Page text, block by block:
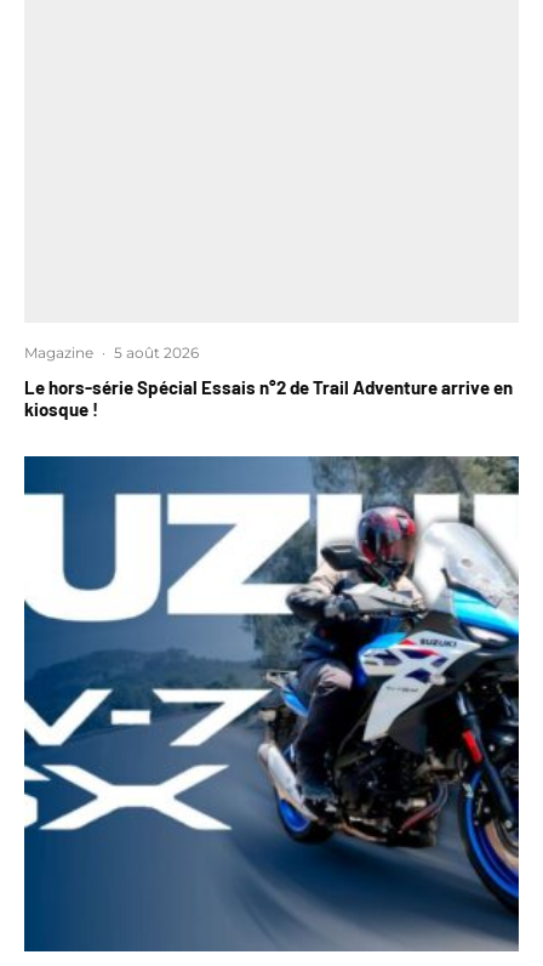
Magazine · 5 août 2026
Le hors-série Spécial Essais n°2 de Trail Adventure arrive en
kiosque !